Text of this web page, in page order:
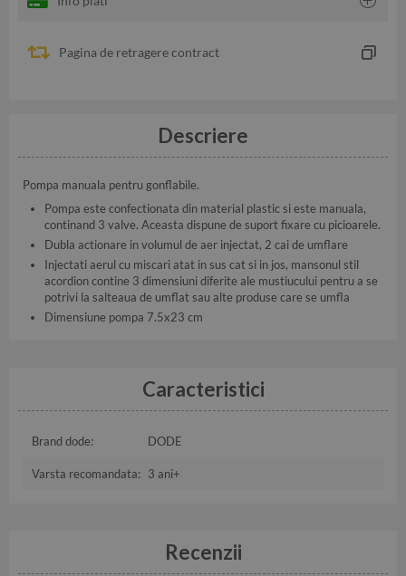
Pagina de retragere contract
Descriere
Pompa manuala pentru gonflabile.
Pompa este confectionata din material plastic si este manuala,
continand 3 valve. Aceasta dispune de suport fixare cu picioarele.
Dubla actionare in volumul de aer injectat, 2 cai de umflare
Injectati aerul cu miscari atat in sus cat si in jos, mansonul stil
acordion contine 3 dimensiuni diferite ale mustiucului pentru a se
potrivi la salteaua de umflat sau alte produse care se umfla
Dimensiune pompa 7.5x23 cm
Caracteristici
Brand dode: DODE
Varsta recomandata: 3 ani+
Recenzii